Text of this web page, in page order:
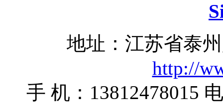
地址：江苏省泰
http://
手 机：13812478015